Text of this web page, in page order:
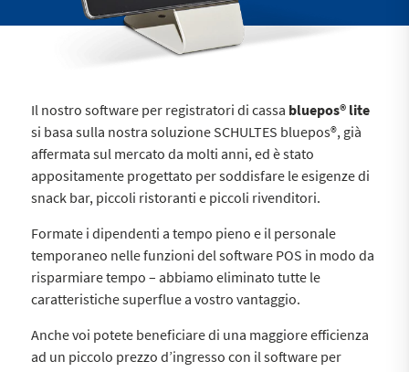
Il nostro software per registratori di cassa bluepos® lite
si basa sulla nostra soluzione SCHULTES bluepos®, già
affermata sul mercato da molti anni, ed è stato
appositamente progettato per soddisfare le esigenze di
snack bar, piccoli ristoranti e piccoli rivenditori.
Formate i dipendenti a tempo pieno e il personale
temporaneo nelle funzioni del software POS in modo da
risparmiare tempo – abbiamo eliminato tutte le
caratteristiche superflue a vostro vantaggio.
Anche voi potete beneficiare di una maggiore efficienza
ad un piccolo prezzo d’ingresso con il software per